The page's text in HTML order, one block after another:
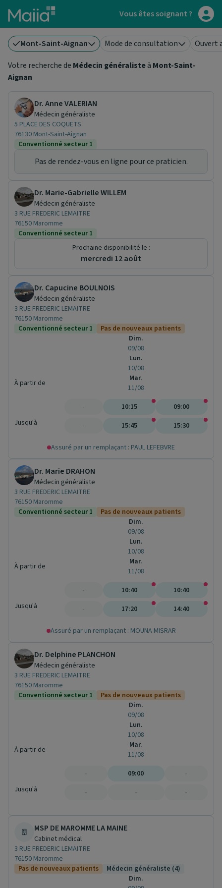
Aller au contenu principal Vous êtes soignant ?
Mont-Saint-Aignan Mode de consultation
Ouvert
Votre recherche de Médecin généralisteà Mont-Saint-
Aignan
Dr. Anne VALERIAN
Médecin généraliste
5 PLACE DES COQUETS
76130 Mont-Saint-Aignan
Conventionné secteur 1
Pas de rendez-vous en ligne pour ce praticien.
Dr. Marie-Gabrielle WILLEM
Médecin généraliste
3 RUE FREDERIC LEMAITRE
76150 Maromme
Conventionné secteur 1
Prochaine disponibilité le :
mercredi 12 août
Dr. Capucine BOULNOIS
Médecin généraliste
3 RUE FREDERIC LEMAITRE
76150 Maromme
Conventionné secteur 1
Pas de nouveaux patients
À partir de
Jusqu'à
Dim.
09/08
Lun.
10/08
Mar.
11/08
-
-
10:15
15:45
09:00
15:30
Assuré par un remplaçant : PAUL LEFEBVRE
Dr. Marie DRAHON
Médecin généraliste
3 RUE FREDERIC LEMAITRE
76150 Maromme
Conventionné secteur 1
Pas de nouveaux patients
À partir de
Jusqu'à
Dim.
09/08
Lun.
10/08
Mar.
11/08
-
-
10:40
17:20
10:40
14:40
Assuré par un remplaçant : MOUNA MISRAR
Dr. Delphine PLANCHON
Médecin généraliste
3 RUE FREDERIC LEMAITRE
76150 Maromme
Conventionné secteur 1
Pas de nouveaux patients
À partir de
Jusqu'à
Dim.
09/08
Lun.
10/08
Mar.
11/08
-
-
09:00
-
-
-
MSP DE MAROMME LA MAINE
Cabinet médical
3 RUE FREDERIC LEMAITRE
76150 Maromme
Pas de nouveaux patients
Médecin généraliste (4)
Dim.